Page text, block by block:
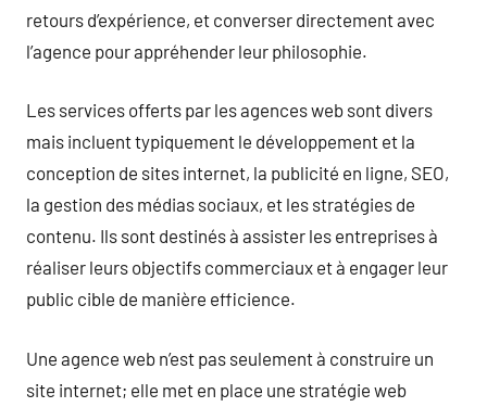
retours d’expérience, et converser directement avec
l’agence pour appréhender leur philosophie.
Les services offerts par les agences web sont divers
mais incluent typiquement le développement et la
conception de sites internet, la publicité en ligne, SEO,
la gestion des médias sociaux, et les stratégies de
contenu. Ils sont destinés à assister les entreprises à
réaliser leurs objectifs commerciaux et à engager leur
public cible de manière efficience.
Une agence web n’est pas seulement à construire un
site internet; elle met en place une stratégie web